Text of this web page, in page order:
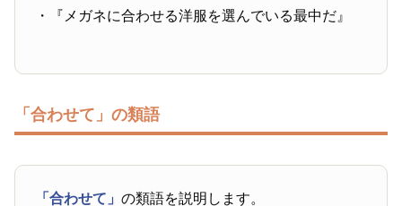
・『メガネに合わせる洋服を選んでいる最中だ』
「合わせて」の類語
「合わせて」の類語を説明します。